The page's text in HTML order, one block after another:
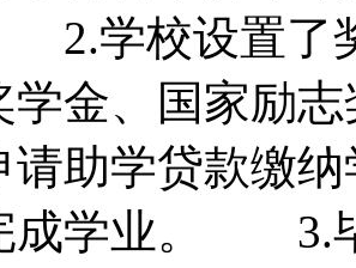
学校设置了
学金、国家励
请助学贷款缴
成学业。 3.